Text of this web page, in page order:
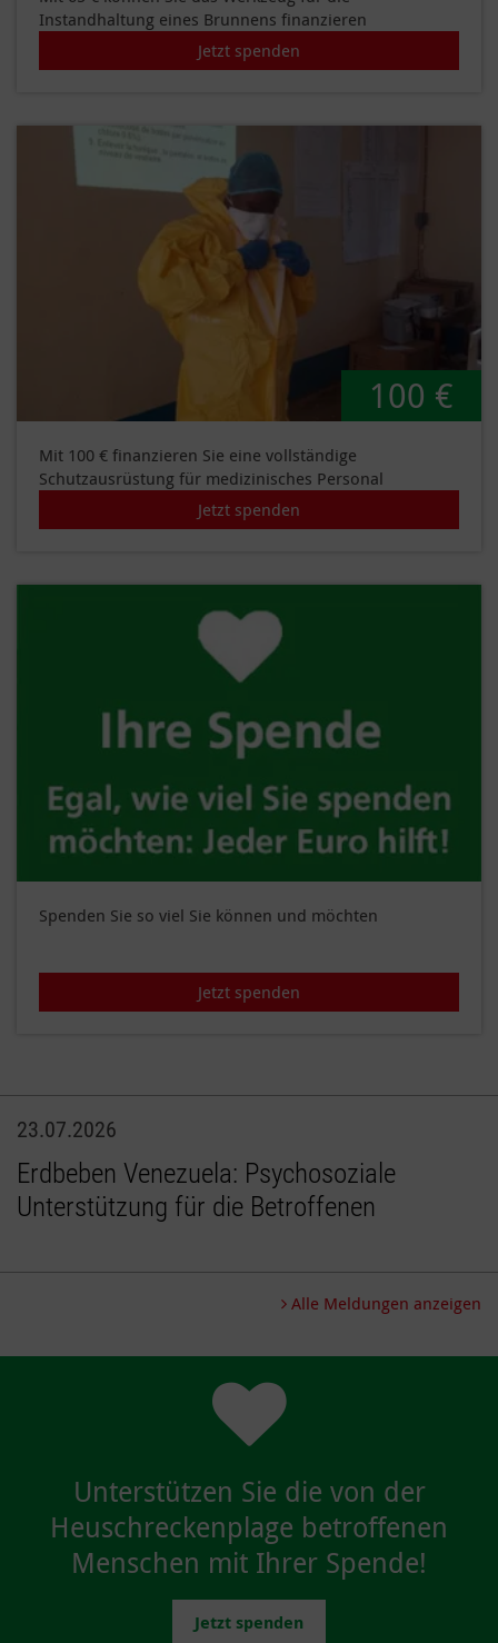
Instandhaltung eines Brunnens finanzieren
Jetzt spenden
100 €
Mit 100 € finanzieren Sie eine vollständige
Schutzausrüstung für medizinisches Personal
Jetzt spenden
Spenden Sie so viel Sie können und möchten
Jetzt spenden
23.07.2026
Erdbeben Venezuela: Psychosoziale
Unterstützung für die Betroffenen
Alle Meldungen anzeigen
Unterstützen Sie die von der
Heuschreckenplage betroffenen
Menschen mit Ihrer Spende!
Jetzt spenden